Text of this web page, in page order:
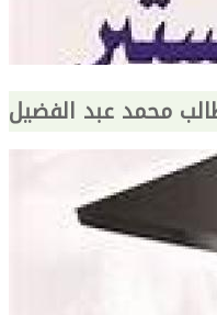
محمد عبد الفضيل